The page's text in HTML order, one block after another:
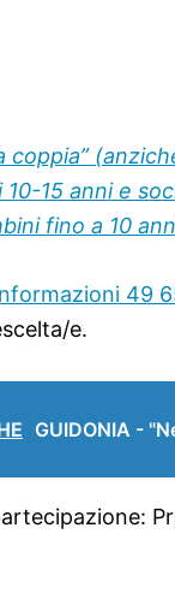
coppia”
10-15 anni e
fino a 10
49
e.
GUIDONIA -